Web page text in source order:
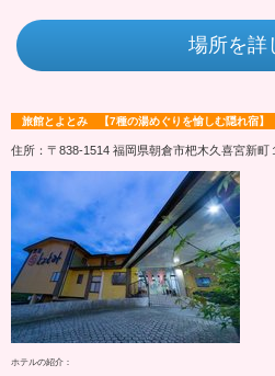
場所を詳
旅館とよとみ 【7種の湯めぐりを愉しむ隠れ宿】
住所：〒838-1514 福岡県朝倉市杷木久喜宮新町
ホテルの紹介：